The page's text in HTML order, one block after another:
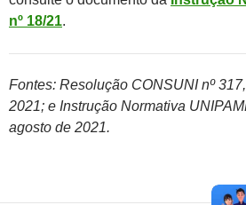
nº 18/21.
Fontes: Resolução CONSUNI nº
2021; e Instrução Normativa
agosto de 2021.